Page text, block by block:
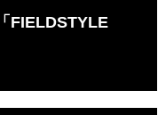
FIELDSTYLE